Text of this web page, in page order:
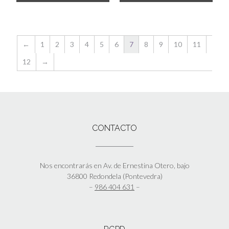
← 1 2 3 4 5 6 7 8 9 10
11
12
→
CONTACTO
Nos encontrarás en Av. de Ernestina Otero, bajo
36800 Redondela (Pontevedra)
– 986 404 631 –